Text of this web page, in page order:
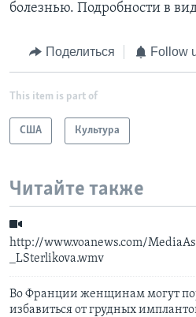
болезнью. Подробности в
Поделиться Follow
This item is part of
США Культура
Читайте также
http://www.voanews.com/
_LSterlikova.wmv
Во Франции женщинам могут
избавиться от грудных